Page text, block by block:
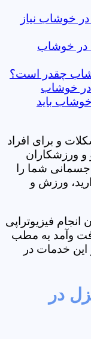
خوشاب نیاز
در خوشاب
چقدر است؟
در خوشاب
باید
و برای افراد
و ورزشکاران
جسمانی شما را
ورزش و
انجام فیزیوتراپی
وآمد به مطب
این خدمات در
در